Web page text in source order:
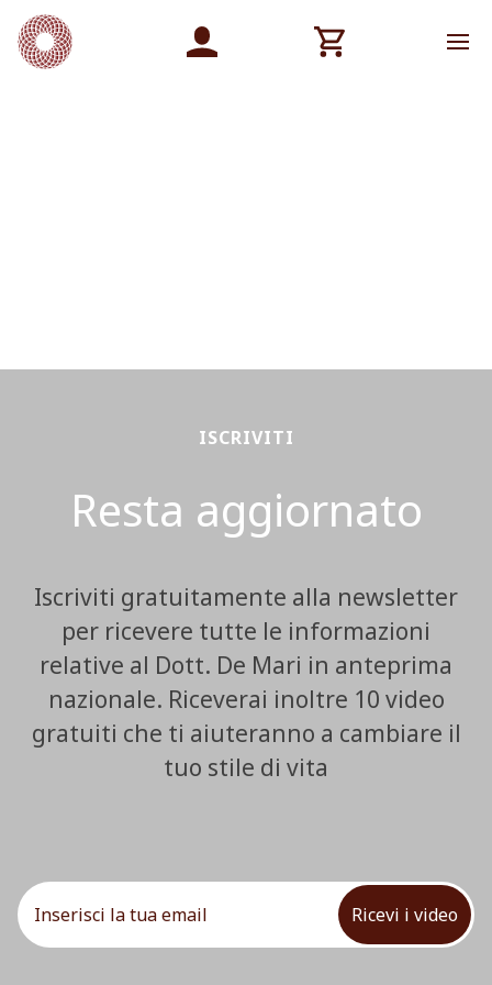
ISCRIVITI
Resta aggiornato
Iscriviti gratuitamente alla newsletter
per ricevere tutte le informazioni
relative al Dott. De Mari in anteprima
nazionale. Riceverai inoltre 10 video
gratuiti che ti aiuteranno a cambiare il
tuo stile di vita
Ricevi i video